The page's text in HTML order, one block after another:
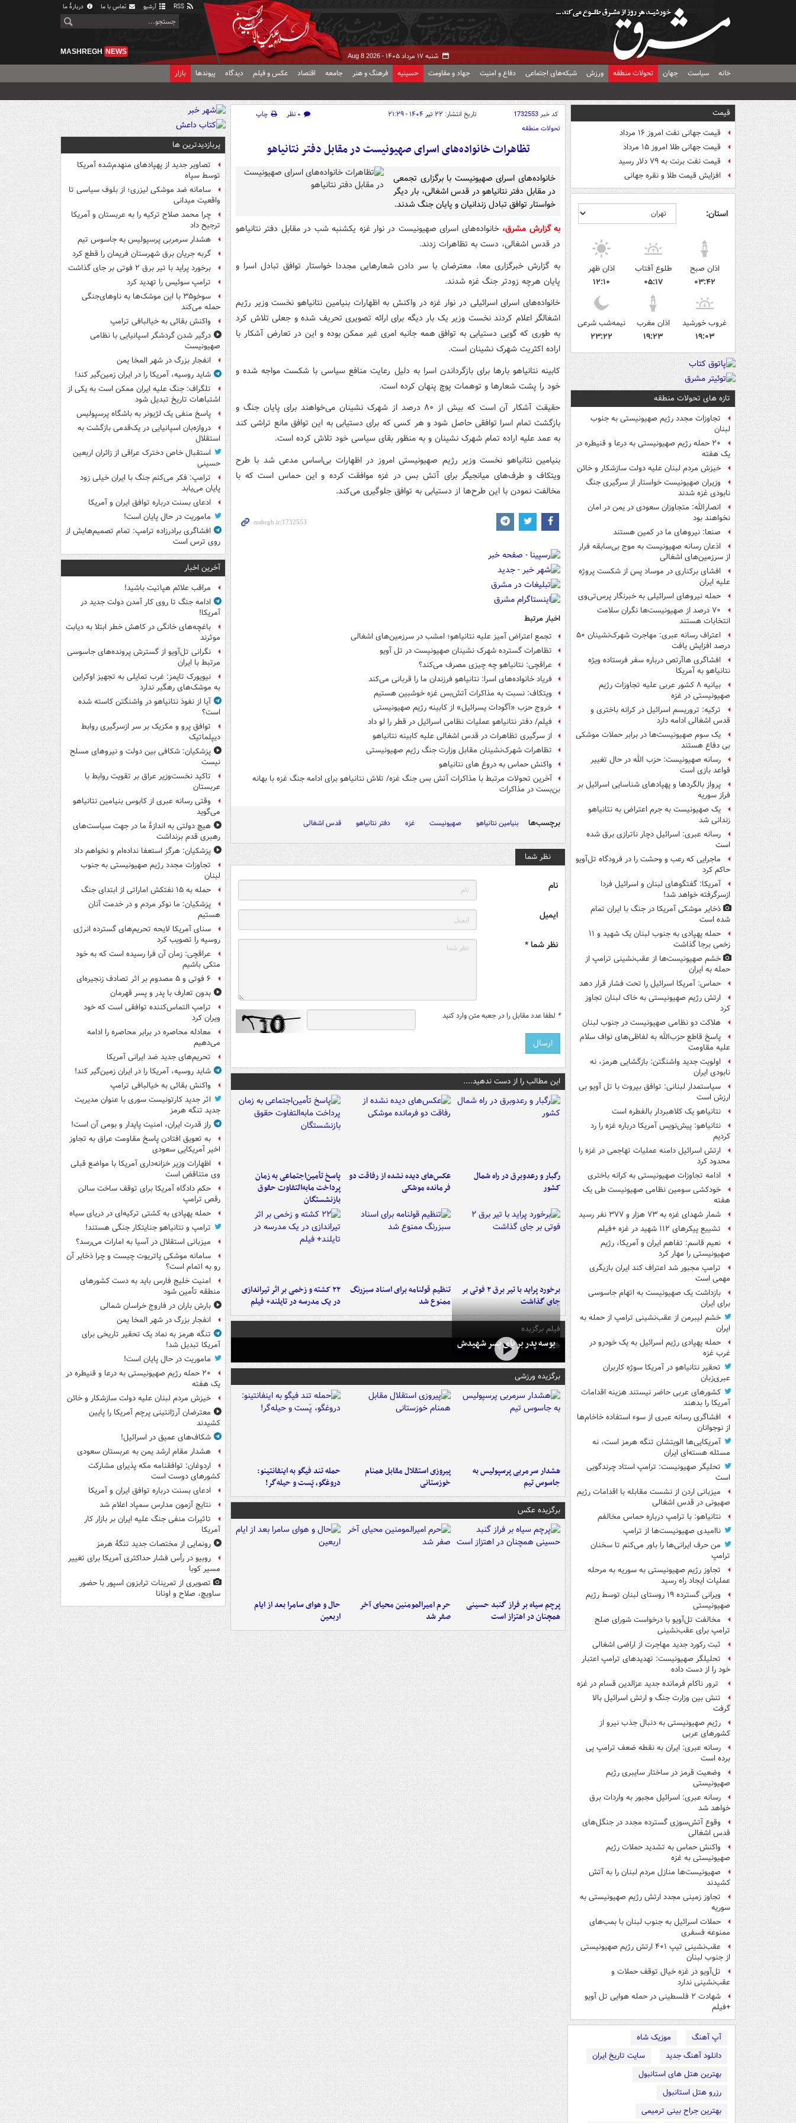
آرشیو تماس با ما دربارهٔ ما
شنبه ۱۷ مرداد ۱۴۰۵ - Aug 8 2026
MASHREGH NEWS
خانه سیاست جهان تحولات منطقه ورزش شبکه‌های اجتماعی دفاع و امنیت جهاد و مقاومت حسینیه فرهنگ و هنر جامعه اقتصاد عکس و فیلم دیدگاه پیوندها بازار
قیمت
قیمت جهانی نفت امروز ۱۶ مرداد
قیمت جهانی طلا امروز ۱۵ مرداد
قیمت نفت برنت به ۷۹ دلار رسید
افزایش قیمت طلا و نقره جهانی
استان:
اذان صبح
۰۳:۴۲
طلوع آفتاب
۰۵:۱۷
اذان ظهر
۱۲:۱۰
غروب خورشید
۱۹:۰۳
اذان مغرب
۱۹:۲۳
نیمه‌شب شرعی
۲۳:۲۲
تازه های تحولات منطقه
تجاوزات مجدد رژیم صهیونیستی به جنوب
لبنان
۲۰ حمله رژیم صهیونیستی به درعا و قنیطره در
یک هفته
خیزش مردم لبنان علیه دولت سازشکار و خائن
وزیران صهیونیست خواستار از سرگیری جنگ
نابودی غزه شدند
انصارالله: متجاوزان سعودی در یمن در امان
نخواهند بود
صنعا: نیروهای ما در کمین‌ هستند
اذعان رسانه صهیونیست به موج بی‌سابقه فرار
از سرزمین‌های اشغالی
افشای برکناری در موساد پس از شکست پروژه
علیه ایران
حمله نیروهای اسرائیلی به خبرنگار پرس‌تی‌وی
۷۰ درصد از صهیونیست‌ها نگران سلامت
انتخابات هستند
اعتراف رسانه عبری: مهاجرت شهرک‌نشینان ۵۰
درصد افزایش یافت
افشاگری هاآرتص درباره سفر فرستاده ویژه
نتانیاهو به آمریکا
بیانیه ۸ کشور عربی علیه تجاوزات رژیم
صهیونیستی در غزه
ترکیه: تروریسم اسرائیل در کرانه باختری و
قدس اشغالی ادامه دارد
یک‌ سوم صهیونیست‌ها در برابر حملات موشکی
بی دفاع هستند
رسانه صهیونیست: حزب الله در حال تغییر
قواعد بازی است
پرواز بالگردها و پهپادهای شناسایی اسرائیل بر
فراز سوریه
یک صهیونیست به جرم اعتراض به نتانیاهو
زندانی شد
رسانه عبری: اسرائیل دچار ناترازی برق شده
است
ماجرایی که رعب و وحشت را در فرودگاه تل‌آویو
حاکم کرد
آمریکا: گفتگوهای لبنان و اسرائیل فردا
ازسرگرفته خواهد شد!
ذخایر موشکی آمریکا در جنگ با ایران تمام
شده است
حمله پهپادی به جنوب لبنان یک شهید و ۱۱
زخمی برجا گذاشت
خشم صهیونیست‌ها از عقب‌نشینی ترامپ از
حمله به ایران
حماس: آمریکا اسرائیل را تحت فشار قرار دهد
ارتش رژیم صهیونیستی به خاک لبنان تجاوز
کرد
هلاکت دو نظامی صهیونیست در جنوب لبنان
پاسخ قاطع حزب‌الله به لفاظی‌های نواف سلام
علیه مقاومت
اولویت جدید واشنگتن: بازگشایی هرمز، نه
نابودی ایران
سیاستمدار لبنانی: توافق بیروت با تل آویو بی
ارزش است
نتانیاهو یک کلاهبردار بالفطره است
نتانیاهو: پیش‌نویس آمریکا درباره غزه را رد
کردیم
ارتش اسرائیل دامنه عملیات تهاجمی در غزه را
محدود کرد
ادامه تجاوزات صهیونیستی به کرانه باختری
خودکشی سومین نظامی صهیونیست طی یک
هفته
شمار شهدای غزه به ۷۳ هزار و ۳۷۷ نفر رسید
تشییع پیکرهای ۱۱۲ شهید در غزه +فیلم
نعیم قاسم: تفاهم ایران و آمریکا، رژیم
صهیونیستی را مهار کرد
ترامپ مجبور شد اعتراف کند ایران بازیگری
مهمی است
بازداشت یک صهیونیست به اتهام جاسوسی
برای ایران
خشم لیبرمن از عقب‌نشینی ترامپ از حمله به
ایران
حمله پهپادی رژیم اسرائیل به یک خودرو در
غرب غزه
تحقیر نتانیاهو در آمریکا سوژه کاربران
عبری‌زبان
کشورهای عربی حاضر نیستند هزینه اقدامات
آمریکا را بدهند
افشاگری رسانه عبری از سوء استفاده خاخام‌ها
از نوجوانان
آمریکایی‌ها الویتشان تنگه هرمز است، نه
مسئله هسته‌ای ایران
تحلیگر صهیونیست: ترامپ استاد چرندگویی
است
میزبانی اردن از نشست مقابله با اقدامات رژیم
صهیونی در قدس اشغالی
نتانیاهو: با ترامپ درباره حماس مخالفم
ناامیدی صهیونیست‌ها از ترامپ
من حرف ایرانی‌ها را باور می‌کنم تا سخنان
ترامپ
تجاوز رژیم صهیونیستی به سوریه به مرحله
عملیات ایجاد راه رسید
ویرانی گسترده ۱۹ روستای لبنان توسط رژیم
صهیونیستی
مخالفت تل‌آویو با درخواست شورای صلح
ترامپ برای عقب‌نشینی
ثبت رکورد جدید مهاجرت از اراضی اشغالی
تحلیلگر صهیونیست: تهدیدهای ترامپ اعتبار
خود را از دست داده
ترور ناکام فرمانده جدید عزالدین قسام در غزه
تنش بین وزارت جنگ و ارتش اسرائیل بالا
گرفت
رژیم صهیونیستی به دنبال جذب نیرو از
کشورهای عربی
رسانه عبری: ایران به نقطه ضعف ترامپ پی
برده است
وضعیت قرمز در ساختار سایبری رژیم
صهیونیستی
رسانه عبری: اسرائیل مجبور به واردات برق
خواهد شد
وقوع آتش‌سوزی گسترده مجدد در جنگل‌های
قدس اشغالی
واکنش حماس به تشدید حملات رژیم
صهیونیستی به غزه
صهیونیست‌ها منازل مردم لبنان را به ‌آتش
کشیدند
تجاوز زمینی مجدد ارتش رژیم صهیونیستی به
سوریه
حملات اسرائیل به جنوب لبنان با بمب‌های
ممنوعه فسفری
عقب‌نشینی تیپ ۴۰۱ ارتش رژیم صهیونیستی
از جنوب لبنان
تل‌آویو در غزه خیال توقف حملات و
عقب‌نشینی ندارد
شهادت ۲ فلسطینی در حمله هوایی تل آویو
+فیلم
آپ آهنگ
موزیک شاه
دانلود آهنگ جدید
سایت تاریخ ایران
بهترین هتل های استانبول
رزرو هتل استانبول
بهترین جراح بینی ترمیمی
کد خبر1732553 تاریخ انتشار: ۲۲ تیر ۱۴۰۴ - ۲۱:۲۹ ۰ نظر
چاپ
تحولات منطقه
تظاهرات خانواده‌های اسرای صهیونیست در مقابل دفتر نتانیاهو
خانواده‌های اسرای صهیونیست با برگزاری تجمعی
در مقابل دفتر نتانیاهو در قدس اشغالی، بار دیگر
خواستار توافق تبادل زندانیان و پایان جنگ شدند.
به گزارش مشرق،خانواده‌های اسرای صهیونیست در نوار غزه یکشنبه شب در مقابل دفتر نتانیاهو
در قدس اشغالی، دست به تظاهرات زدند.
به گزارش خبرگزاری معا، معترضان با سر دادن شعارهایی مجددا خواستار توافق تبادل اسرا و
پایان هرچه زودتر جنگ غزه شدند.
خانواده‌های اسرای اسرائیلی در نوار غزه در واکنش به اظهارات بنیامین نتانیاهو نخست وزیر رژیم
اشغالگر اعلام کردند نخست وزیر یک بار دیگه برای ارائه تصویری تحریف شده و جعلی تلاش کرد
به طوری که گویی دستیابی به توافق همه جانبه امری غیر ممکن بوده و این در تعارض آشکار با
اراده اکثریت شهرک نشینان است.
کابینه نتانیاهو بارها برای بازگرداندن اسرا به دلیل رعایت منافع سیاسی با شکست مواجه شده و
خود را پشت شعارها و توهمات پوچ پنهان کرده است.
حقیقت آشکار آن است که بیش از ۸۰ درصد از شهرک نشینان می‌خواهند برای پایان جنگ و
بازگشت تمام اسرا توافقی حاصل شود و هر کسی که برای دستیابی به این توافق مانع تراشی کند
به عمد علیه اراده تمام شهرک نشینان و به منظور بقای سیاسی خود تلاش کرده است.
بنیامین نتانیاهو نخست وزیر رژیم صهیونیستی امروز در اظهارات بی‌اساس مدعی شد با طرح
ویتکاف و طرف‌های میانجیگر برای آتش بس در غزه موافقت کرده و این حماس است که با
مخالفت نمودن با این طرح‌ها از دستیابی به توافق جلوگیری می‌کند.
اخبار مرتبط
تجمع اعتراض آمیز علیه نتانیاهو؛ امشب در سرزمین‌های اشغالی
تظاهرات گسترده شهرک نشینان صهیونیست در تل آویو
عراقچی: نتانیاهو چه چیزی مصرف می‌کند؟
فریاد خانواده‌های اسرا: نتانیاهو فرزندان ما را قربانی می‌کند
ویتکاف: نسبت به مذاکرات آتش‌بس غزه خوشبین هستیم
خروج حزب «آگودات یسرائیل» از کابینه رژیم صهیونیستی
فیلم/ دفتر نتانیاهو عملیات نظامی اسرائیل در قطر را لو داد
از سرگیری تظاهرات در قدس اشغالی علیه کابینه نتانیاهو
تظاهرات شهرک‌نشینان مقابل وزارت جنگ رژیم صهیونیستی
واکنش حماس به دروغ های نتانیاهو
آخرین تحولات مرتبط با مذاکرات آتش بس جنگ غزه/ تلاش نتانیاهو برای ادامه جنگ غزه با بهانه
بن‌بست در مذاکرات
برچسب‌ها بنیامین نتانیاهو صهیونیست غزه دفتر نتانیاهو قدس اشغالی
نظر شما
نام
ایمیل
نظر شما *
* لطفا عدد مقابل را در جعبه متن وارد کنید
این مطالب را از دست ندهید....
رگبار و رعدوبرق در راه شمال
کشور
عکس‌های دیده نشده از رفاقت دو
فرمانده‌ موشکی
پاسخ تأمین‌اجتماعی به زمان
پرداخت مابه‌التفاوت حقوق
بازنشستگان
برخورد پراید با تیر برق ۲ فوتی بر
جای گذاشت
تنظیم قولنامه برای اسناد سبزرنگ
ممنوع شد
۲۲ کشته و زخمی بر اثر تیراندازی
در یک مدرسه در تایلند+ فیلم
فیلم برگزیده
بوسه‌ پدر بر پای پسر شهیدش
برگزیده ورزشی
هشدار سرمربی پرسپولیس به
جاسوس تیم
پیروزی استقلال مقابل همنام
خوزستانی
حمله تند فیگو به اینفانتینو:
دروغگو، پَست‌ و حیله‌گر!
برگزیده عکس
پرچم سیاه بر فراز گنبد حسینی
همچنان در اهتزاز است
حرم امیرالمومنین محیای آخر
صفر شد
حال و هوای سامرا بعد از ایام
اربعین
پربازدیدترین ها
تصاویر جدید از پهپادهای منهدم‌شده آمریکا
توسط سپاه
سامانه ضد موشکی لیزری؛ از بلوف سیاسی تا
واقعیت میدانی
چرا محمد صلاح ترکیه را به عربستان و آمریکا
ترجیح داد
هشدار سرمربی پرسپولیس به جاسوس تیم
گربه جریان برق شهرستان فریمان را قطع کرد
برخورد پراید با تیر برق ۲ فوتی بر جای گذاشت
ترامپ سوئیس را تهدید کرد
سوخو۳۵ با این موشک‌ها به ناوهای‌جنگی
حمله می‌کند
واکنش بقائی به خیالبافی ترامپ
درگیر شدن گردشگر اسپانیایی با نظامی
صهیونیست
انفجار بزرگ در شهر المخا یمن
شاید روسیه، آمریکا را در ایران زمین‌گیر کند!
تلگراف: جنگ علیه ایران ممکن است به یکی از
اشتباهات تاریخ تبدیل شود
پاسخ منفی یک لژیونر به باشگاه پرسپولیس
دروازه‌بان اسپانیایی در یک‌قدمی بازگشت به
استقلال
استقبال خاص دخترک عراقی از زائران اربعین
حسینی
ترامپ: فکر می‌کنم جنگ با ایران خیلی زود
پایان می‌یابد
ادعای بسنت درباره توافق ایران و آمریکا
ماموریت در حال پایان است!
افشاگری برادرزاده ترامپ: تمام تصمیم‌هایش از
روی ترس است
آخرین اخبار
مراقب علائم هپاتیت باشید!
ادامه جنگ تا روی کار آمدن دولت جدید در
آمریکا!
باغچه‌های خانگی در کاهش خطر ابتلا به دیابت
موثرند
نگرانی تل‌آویو از گسترش پرونده‌های جاسوسی
مرتبط با ایران
نیویورک تایمز: غرب تمایلی به تجهیز اوکراین
به موشک‌های رهگیر ندارد
آیا از نفوذ نتانیاهو در واشنگتن کاسته شده
است؟
توافق پرو و مکزیک بر سر ازسرگیری روابط
دیپلماتیک
پزشکیان: شکافی بین دولت و نیروهای مسلح
نیست
تاکید نخست‌وزیر عراق بر تقویت روابط با
عربستان
وقتی رسانه عبری از کابوس بنیامین نتانیاهو
می‌گوید
هیچ دولتی به اندازۀ ما در جهت سیاست‌های
رهبری قدم برنداشت
پزشکیان: هرگز استعفا نداده‌ام و نخواهم داد
تجاوزات مجدد رژیم صهیونیستی به جنوب
لبنان
حمله به ۱۵ نفتکش‌ اماراتی از ابتدای جنگ
پزشکیان: ما نوکر مردم و در خدمت آنان
هستیم
سنای آمریکا لایحه تحریم‌های گسترده انرژی
روسیه را تصویب کرد
عراقچی: زمان آن فرا رسیده است که به خود
متکی باشیم
۶ فوتی و ۵ مصدوم بر اثر تصادف زنجیره‌ای
بدون تعارف با پدر و پسر قهرمان
ترامپ التماس‌کننده توافقی است که خود
ویران کرد
معادله محاصره در برابر محاصره را ادامه
می‌دهیم
تحریم‌های جدید ضد ایرانی آمریکا
شاید روسیه، آمریکا را در ایران زمین‌گیر کند!
واکنش بقائی به خیالبافی ترامپ
اثر جدید کارتونیست سوری با عنوان مدیریت
جدید تنگه هرمز
راز قدرت ایران، امنیت پایدار و بومی آن است!
به تعویق افتادن پاسخ مقاومت عراق به تجاوز
اخیر آمریکایی سعودی
اظهارات وزیر خزانه‌داری آمریکا با مواضع قبلی
وی متناقض است
حکم دادگاه آمریکا برای توقف ساخت سالن
رقص ترامپ
حمله پهپادی به کشتی ترکیه‌ای در دریای سیاه
ترامپ و نتانیاهو جنایتکار جنگی هستند!
میزبانی استقلال در آسیا به امارات می‌رسد؟
سامانه موشکی پاتریوت چیست و چرا ذخایر آن
رو به اتمام است؟
امنیت خلیج فارس باید به دست کشورهای
منطقه تأمین شود
بارش باران در فاروج خراسان شمالی
انفجار بزرگ در شهر المخا یمن
تنگه هرمز به نماد یک تحقیر تاریخی برای
آمریکا تبدیل شد!
ماموریت در حال پایان است!
۲۰ حمله رژیم صهیونیستی به درعا و قنیطره در
یک هفته
خیزش مردم لبنان علیه دولت سازشکار و خائن
معترضان آرژانتینی پرچم آمریکا را پایین
کشیدند
شکاف‌های عمیق در اسرائیل!
هشدار مقام ارشد یمن به عربستان سعودی
اردوغان: توافقنامه مکه پذیرای مشارکت
کشورهای دوست است
ادعای بسنت درباره توافق ایران و آمریکا
نتایج آزمون مدارس سمپاد اعلام شد
تاثیرات منفی جنگ علیه ایران بر بازار کار
آمریکا
رونمایی از مختصات جدید تنگۀ هرمز
روبیو در رأس فشار حداکثری آمریکا برای تغییر
مسیر کوبا
تصویری از تمرینات ترابزون اسپور با حضور
ساویچ، صلاح و اونانا